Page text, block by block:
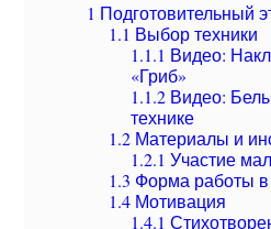
1 Подготовительный
1.1 Выбор техники
1.1.1 Видео:
«Гриб»
1.1.2 Видео:
технике
1.2 Материалы и
1.2.1 Участие
1.3 Форма работы в
1.4 Мотивация
1.4.1